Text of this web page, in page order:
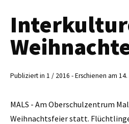
Publiziert in 1 / 2016 - Erschienen am 14.
MALS - Am Oberschulzentrum
Weihnachtsfeier statt. Flüchtlinge